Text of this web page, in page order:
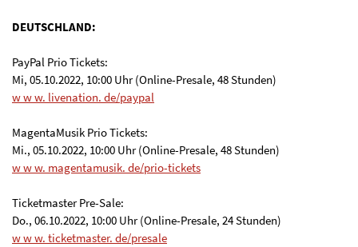
DEUTSCHLAND:
PayPal Prio Tickets:
Mi, 05.10.2022, 10:00 Uhr (Online-Presale, 48 Stunden)
w w w. livenation. de/paypal
MagentaMusik Prio Tickets:
Mi., 05.10.2022, 10:00 Uhr (Online-Presale, 48 Stunden)
w w w. magentamusik. de/prio-tickets
Ticketmaster Pre-Sale:
Do., 06.10.2022, 10:00 Uhr (Online-Presale, 24 Stunden)
w w w. ticketmaster. de/presale